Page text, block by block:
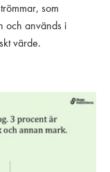
som
och används i
värde.